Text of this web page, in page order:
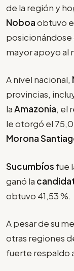
de la región y
Noboaobtuvo
posicionándose
mayor apoyo al
A nivel nacional,
provincias,
laAmazonía, el
le otorgó el
Morona
Sucumbíos fue
ganó la
obtuvo 41,53 %.
A pesar de su
otras regiones
fuerte respaldo